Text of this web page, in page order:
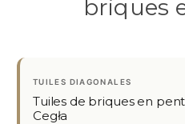
briques
TUILES DIAGONALES
Tuiles de briques en
Cegła